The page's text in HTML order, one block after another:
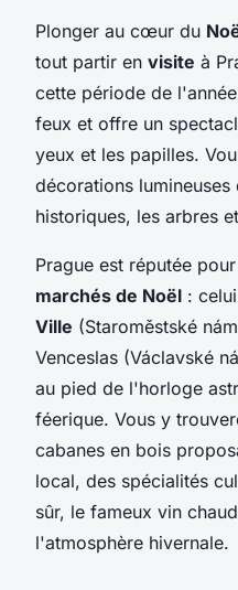
Plonger au cœur du
tout partir en visite à
cette période de
feux et offre un
yeux et les papilles.
décorations
historiques, les arbres
Prague est réputée
marchés de Noël :
Ville (Staroměstské
Venceslas (Václavské
au pied de l'horloge
féerique. Vous y
cabanes en bois
local, des spécialités
sûr, le fameux vin
l'atmosphère hivernale.